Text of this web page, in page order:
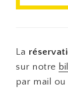
La
sur notre
par mail ou